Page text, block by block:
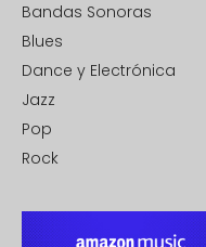
Bandas Sonoras
Blues
Dance y Electrónica
Jazz
Pop
Rock